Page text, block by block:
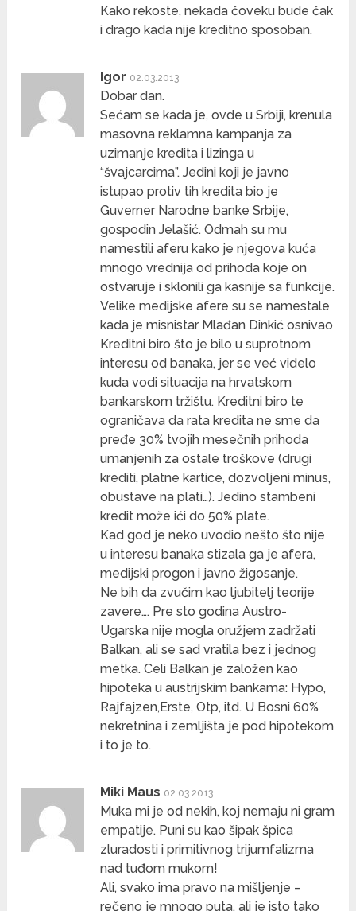
Kako rekoste, nekada čoveku bude čak
i drago kada nije kreditno sposoban.
Igor 02.03.2013
Dobar dan.
Sećam se kada je, ovde u Srbiji, krenula
masovna reklamna kampanja za
uzimanje kredita i lizinga u
“švajcarcima”. Jedini koji je javno
istupao protiv tih kredita bio je
Guverner Narodne banke Srbije,
gospodin Jelašić. Odmah su mu
namestili aferu kako je njegova kuća
mnogo vrednija od prihoda koje on
ostvaruje i sklonili ga kasnije sa funkcije.
Velike medijske afere su se namestale
kada je misnistar Mlađan Dinkić osnivao
Kreditni biro što je bilo u suprotnom
interesu od banaka, jer se već videlo
kuda vodi situacija na hrvatskom
bankarskom tržištu. Kreditni biro te
ograničava da rata kredita ne sme da
pređe 30% tvojih mesečnih prihoda
umanjenih za ostale troškove (drugi
krediti, platne kartice, dozvoljeni minus,
obustave na plati…). Jedino stambeni
kredit može ići do 50% plate.
Kad god je neko uvodio nešto što nije
u interesu banaka stizala ga je afera,
medijski progon i javno žigosanje.
Ne bih da zvučim kao ljubitelj teorije
zavere…. Pre sto godina Austro-
Ugarska nije mogla oružjem zadržati
Balkan, ali se sad vratila bez i jednog
metka. Celi Balkan je založen kao
hipoteka u austrijskim bankama: Hypo,
Rajfajzen,Erste, Otp, itd. U Bosni 60%
nekretnina i zemljišta je pod hipotekom
i to je to.
Miki Maus 02.03.2013
Muka mi je od nekih, koj nemaju ni gram
empatije. Puni su kao šipak špica
zluradosti i primitivnog trijumfalizma
nad tuđom mukom!
Ali, svako ima pravo na mišljenje –
rečeno je mnogo puta, ali je isto tako